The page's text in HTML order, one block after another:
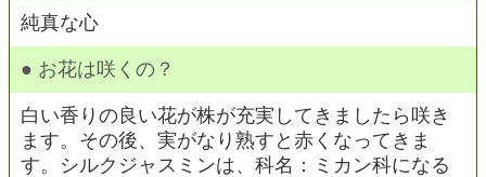
純真な心
● お花は咲くの？
白い香りの良い花が株が充実してきましたら咲き
ます。その後、実がなり熟すと赤くなってきま
す。シルクジャスミンは、科名：ミカン科になる